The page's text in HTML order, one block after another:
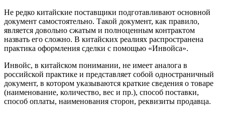
Не редко китайские поставщики подготавливают основной
документ самостоятельно. Такой документ, как правило,
является довольно сжатым и полноценным контрактом
назвать его сложно. В китайских реалиях распространена
практика оформления сделки с помощью «Инвойса».
Инвойс, в китайском понимании, не имеет аналога в
российской практике и представляет собой одностраничный
документ, в котором указываются краткие сведения о товаре
(наименование, количество, вес и пр.), способ поставки,
способ оплаты, наименования сторон, реквизиты продавца.